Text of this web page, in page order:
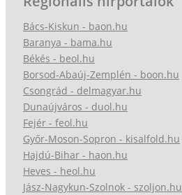
Bács-Kiskun - baon.hu
Baranya - bama.hu
Békés - beol.hu
Borsod-Abaúj-Zemplén - boon.hu
Csongrád - delmagyar.hu
Dunaújváros - duol.hu
Fejér - feol.hu
Győr-Moson-Sopron - kisalfold.hu
Hajdú-Bihar - haon.hu
Heves - heol.hu
Jász-Nagykun-Szolnok - szoljon.hu